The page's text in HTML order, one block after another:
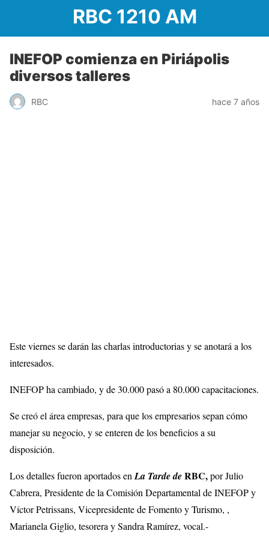
RBC 1210 AM
INEFOP comienza en Piriápolis
diversos talleres
RBC hace 7 años
Este viernes se darán las charlas introductorias y se anotará a los
interesados.
INEFOP ha cambiado, y de 30.000 pasó a 80.000 capacitaciones.
Se creó el área empresas, para que los empresarios sepan cómo
manejar su negocio, y se enteren de los beneficios a su
disposición.
Los detalles fueron aportados en La Tarde deRBC,por Julio
Cabrera, Presidente de la Comisión Departamental de INEFOP y
Víctor Petrissans, Vicepresidente de Fomento y Turismo, ,
Marianela Giglio, tesorera y Sandra Ramírez, vocal.-